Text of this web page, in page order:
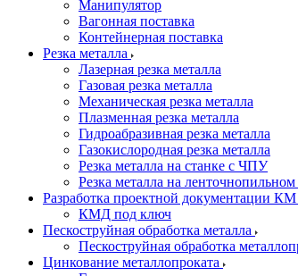
Манипулятор
Вагонная поставка
Контейнерная поставка
Резка металла
Лазерная резка металла
Газовая резка металла
Механическая резка металла
Плазменная резка металла
Гидроабразивная резка металла
Газокислородная резка металла
Резка металла на станке с ЧПУ
Резка металла на ленточнопильном
Разработка проектной документации
КМД под ключ
Пескоструйная обработка металла
Пескоструйная обработка
Цинкование металлопроката